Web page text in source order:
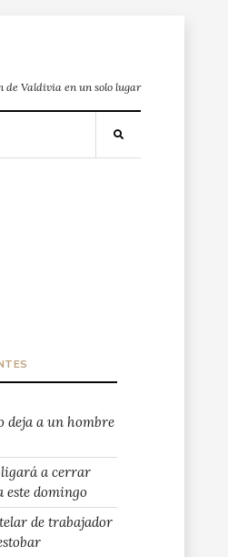
de Valdivia en un solo lugar
deja a un hombre
a cerrar
este domingo
de trabajador